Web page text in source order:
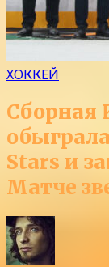
ХОККЕЙ
Сборная
Stars и
Матче